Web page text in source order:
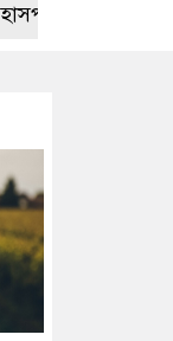
ভর্তি ৩ লাখ ৭